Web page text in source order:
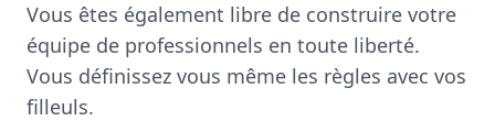
Vous êtes également libre de construire votre
équipe de professionnels en toute liberté.
Vous définissez vous même les règles avec vos
filleuls.